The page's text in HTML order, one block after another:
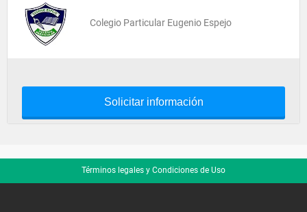
Colegio Particular Eugenio Espejo
Solicitar información
Términos legales y Condiciones de Uso